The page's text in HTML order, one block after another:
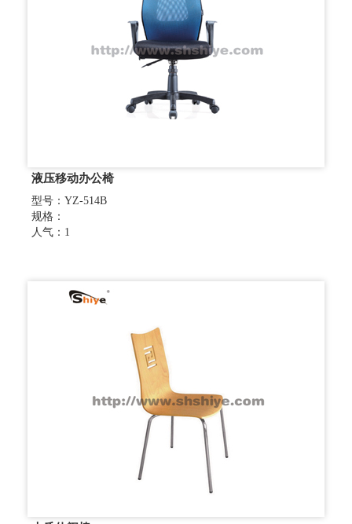
液压移动办公椅
型号：YZ-514B
规格：
人气：1